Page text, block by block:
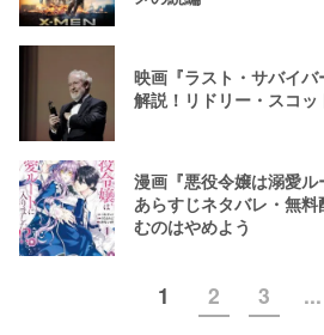
映画『ラスト・サバイ
解説！リドリー・スコ
漫画『悪役令嬢は溺愛ル
あらすじネタバレ・無
むのはやめよう
1 2 3 ...